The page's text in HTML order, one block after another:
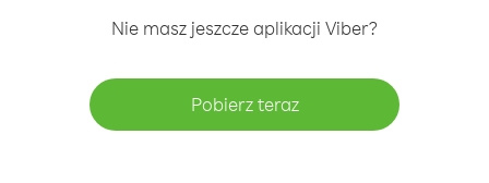
Nie masz jeszcze aplikacji Viber?
Pobierz teraz